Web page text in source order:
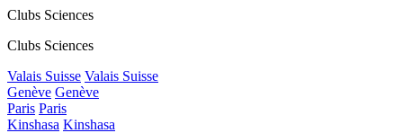
Clubs Sciences
Clubs Sciences
Valais Suisse Valais Suisse
Genève Genève
Paris Paris
Kinshasa Kinshasa